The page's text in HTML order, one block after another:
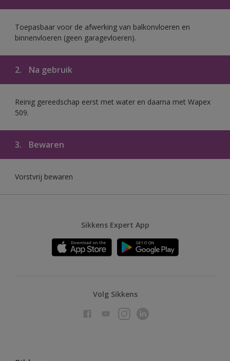
Toepasbaar voor de afwerking van balkonvloeren en
binnenvloeren (geen garagevloeren).
2. Na gebruik
Reinig gereedschap eerst met water en daarna met Wapex
509.
3. Bewaren
Vorstvrij bewaren
Sikkens Expert App
Volg Sikkens